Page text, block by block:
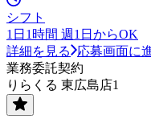
シフト
1日1時間 週1日からOK
詳細を見る
応募画面に
業務委託契約
りらくる 東広島店1